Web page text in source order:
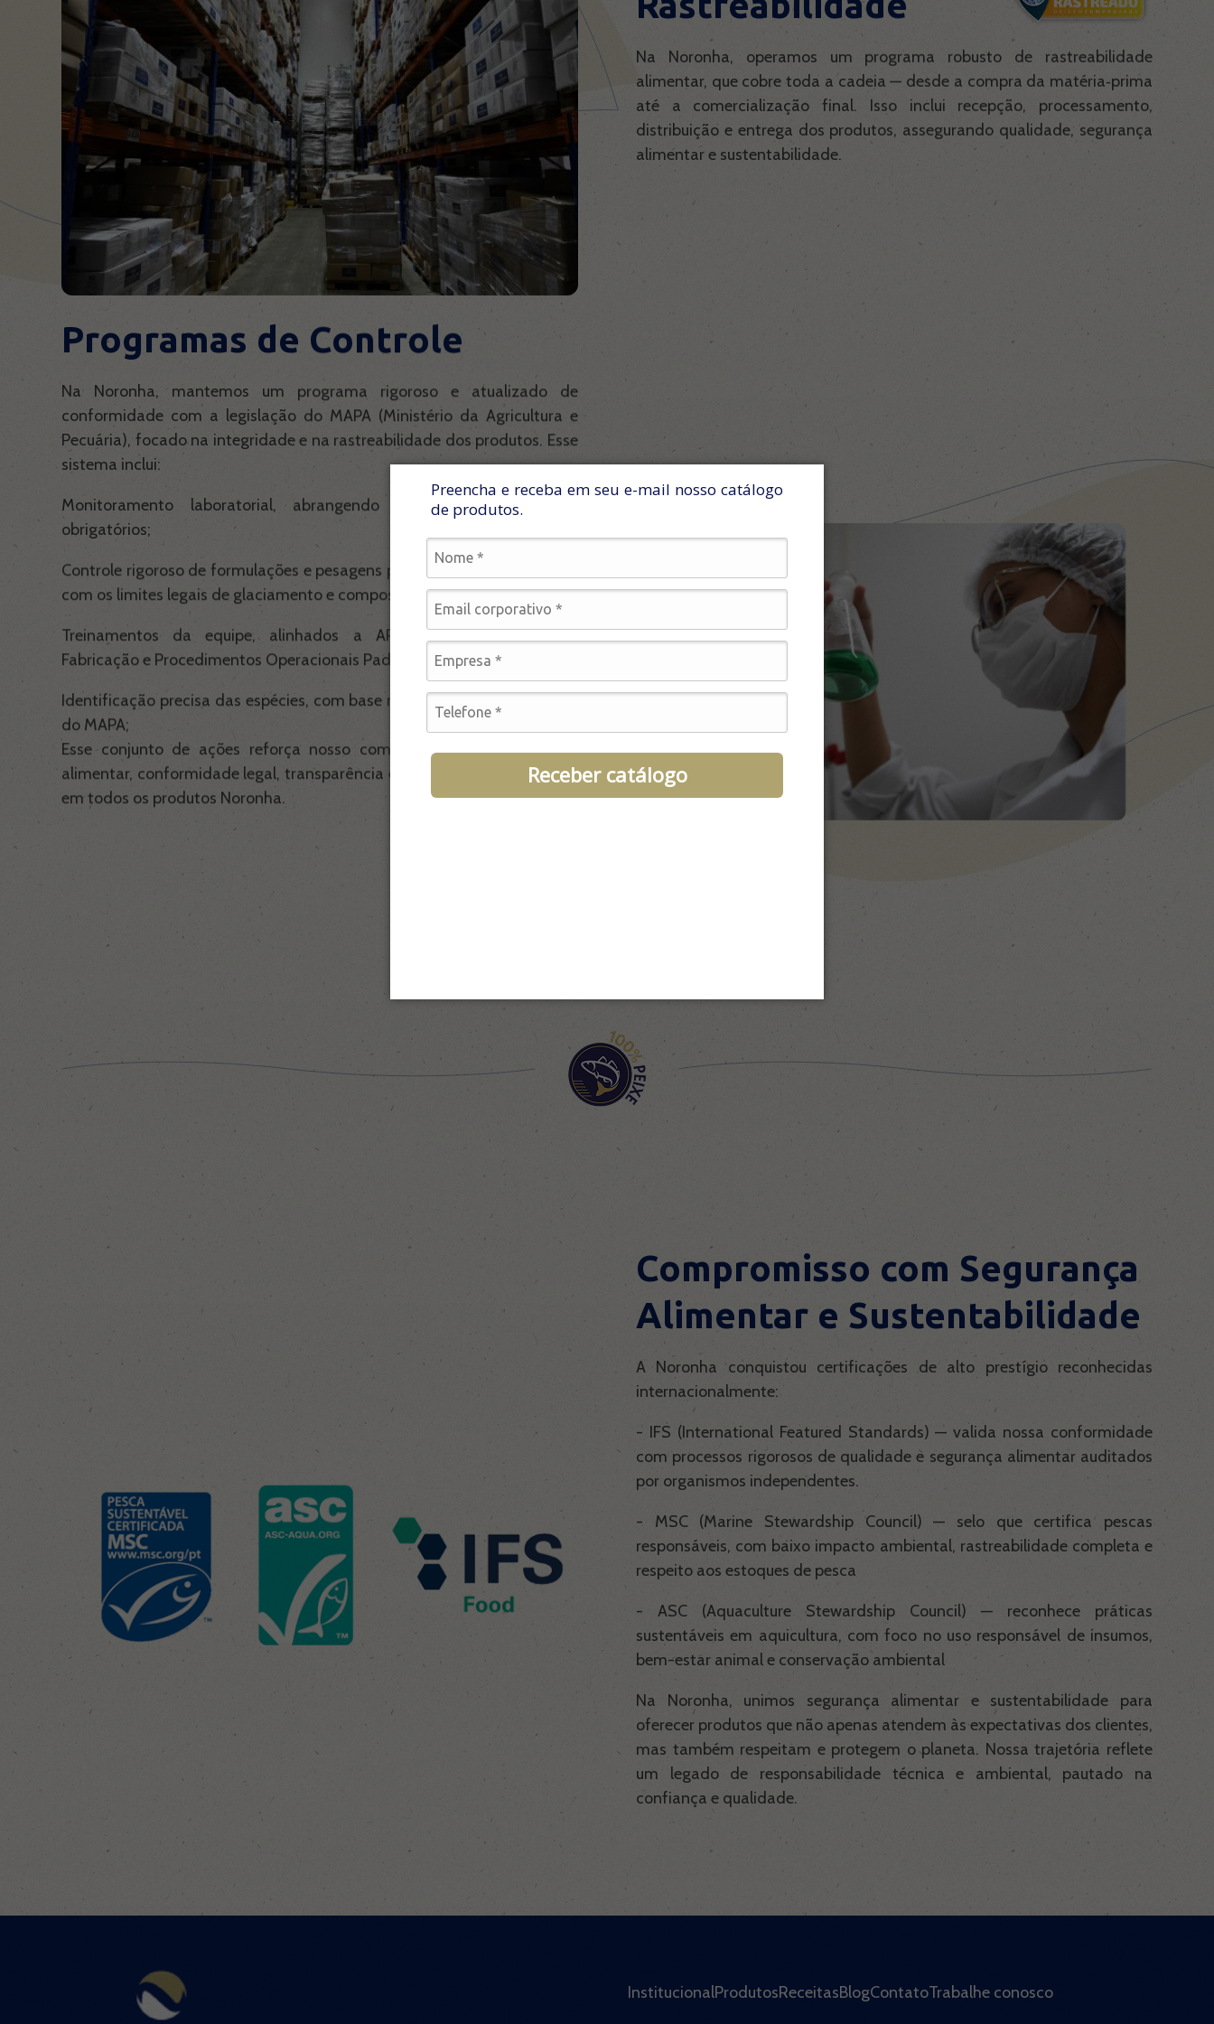
Preencha e receba em seu e-mail nosso catálogo
de produtos.
Receber catálogo
Na Noronha, operamos um programa robusto de rastreabilidade
alimentar, que cobre toda a cadeia — desde a compra da matéria‑prima
até a comercialização final. Isso inclui recepção, processamento,
distribuição e entrega dos produtos, assegurando qualidade, segurança
alimentar e sustentabilidade.
Programas de Controle
Na Noronha, mantemos um programa rigoroso e atualizado de
conformidade com a legislação do MAPA (Ministério da Agricultura e
Pecuária), focado na integridade e na rastreabilidade dos produtos. Esse
sistema inclui:
Monitoramento laboratorial, abrangendo análises e parâmetros
obrigatórios;
Controle rigoroso de formulações e pesagens por lote, em conformidade
com os limites legais de glaciamento e composição;
Treinamentos da equipe, alinhados a APPCC, Boas Práticas de
Fabricação e Procedimentos Operacionais Padrão;
Identificação precisa das espécies, com base nos regulamentos técnicos
do MAPA;
Esse conjunto de ações reforça nosso compromisso com segurança
alimentar, conformidade legal, transparência e responsabilidade técnica
em todos os produtos Noronha.
Compromisso com Segurança
Alimentar e Sustentabilidade
A Noronha conquistou certificações de alto prestígio reconhecidas
internacionalmente:
- IFS (International Featured Standards) — valida nossa conformidade
com processos rigorosos de qualidade e segurança alimentar auditados
por organismos independentes.
- MSC (Marine Stewardship Council) — selo que certifica pescas
responsáveis, com baixo impacto ambiental, rastreabilidade completa e
respeito aos estoques de pesca
- ASC (Aquaculture Stewardship Council) — reconhece práticas
sustentáveis em aquicultura, com foco no uso responsável de insumos,
bem-estar animal e conservação ambiental
Na Noronha, unimos segurança alimentar e sustentabilidade para
oferecer produtos que não apenas atendem às expectativas dos clientes,
mas também respeitam e protegem o planeta. Nossa trajetória reflete
um legado de responsabilidade técnica e ambiental, pautado na
confiança e qualidade.
InstitucionalProdutosReceitasBlogContatoTrabalhe conosco